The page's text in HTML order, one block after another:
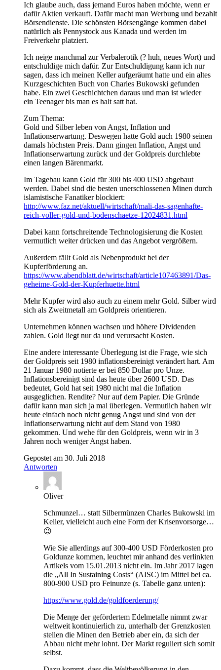
Ich glaube auch, dass jemand Euros haben möchte, wenn er
dafür Aktien verkauft. Dafür macht man Werbung und bezahlt
Börsendienste. Die schönsten Börsengänge kommen dabei
natürlich als Pennystock aus Kanada und werden im
Freiverkehr platziert.
Ich neige manchmal zur Verbalerotik (? huh, neues Wort) und
entschuldige mich dafür. Zur Entschuldigung kann ich nur
sagen, dass ich meinen Keller aufgeräumt hatte und ein altes
Kurzgeschichten Buch von Charles Bukowski gefunden
habe. Ein zwei Geschichtchen daraus und man ist wieder
ein Teenager bis man es halt satt hat.
Zum Thema:
Gold und Silber leben von Angst, Inflation und
Inflationserwartung. Deswegen hatte Gold auch 1980 seinen
damals höchsten Preis. Dann gingen Inflation, Angst und
Inflationserwartung zurück und der Goldpreis durchlebte
einen langen Bärenmarkt.
Im Tagebau kann Gold für 300 bis 400 USD abgebaut
werden. Dabei sind die besten unerschlossenen Minen durch
islamistische Fanatiker blockiert:
http://www.faz.net/aktuell/wirtschaft/mali-das-sagenhafte-
reich-voller-gold-und-bodenschaetze-12024831.html
Dabei kann fortschreitende Technologisierung die Kosten
vermutlich weiter drücken und das Angebot vergrößern.
Außerdem fällt Gold als Nebenprodukt bei der
Kupferförderung an.
https://www.abendblatt.de/wirtschaft/article107463891/Das-
geheime-Gold-der-Kupferhuette.html
Mehr Kupfer wird also auch zu einem mehr Gold. Silber wird
sich als Zweitmetall am Goldpreis orientieren.
Unternehmen können wachsen und höhere Dividenden
zahlen. Gold liegt nur da und verursacht Kosten.
Eine andere interessante Überlegung ist die Frage, wie sich
der Goldpreis seit 1980 inflationsbereinigt verändert hart. Am
21 Januar 1980 notierte er bei 850 Dollar pro Unze.
Inflationsbereinigt sind das heute über 2600 USD. Das
bedeutet, Gold hat seit 1980 nicht mal die Inflation
ausgeglichen. Rendite? Nur auf dem Papier. Die Gründe
dafür kann man sich ja mal überlegen. Vermutlich haben wir
heute einfach noch nicht genug Angst und sind von der
Inflationserwartung nicht auf dem Stand von 1980
gekommen. Und wehe für den Goldpreis, wenn wir in 3
Jahren noch weniger Angst haben.
Gepostet am 30. Juli 2018
Antworten
Oliver
Schmunzel… statt Silbermünzen Charles Bukowski im
Keller, vielleicht auch eine Form der Krisenvorsorge…
😉
Wie Sie allerdings auf 300-400 USD Förderkosten pro
Goldunze kommen, leuchtet mir anhand des verlinkten
Artikels vom 15.01.2013 nicht ein. Im Jahr 2017 lagen
die „All In Sustaining Costs“ (AISC) im Mittel bei ca.
800-900 USD pro Feinunze (s. Tabelle ganz unten):
https://www.gold.de/goldfoerderung/
Die Menge der gefördertem Edelmetalle nimmt zwar
weltweit kontinuierlich zu, unterhalb der Grenzkosten
stellen die Minen den Betrieb aber ein, da sich der
Abbau nicht mehr lohnt. Der Markt reguliert sich somit
selbst.